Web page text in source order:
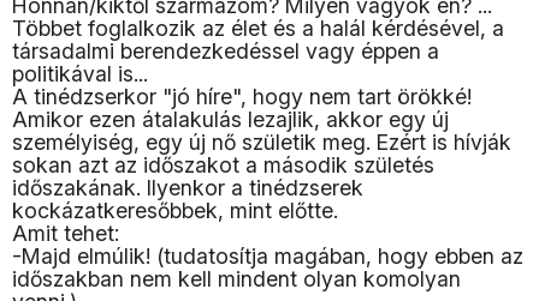
Honnan/kiktől származom? Milyen vagyok én? ...
Többet foglalkozik az élet és a halál kérdésével, a
társadalmi berendezkedéssel vagy éppen a
politikával is...
A tinédzserkor "jó híre", hogy nem tart örökké!
Amikor ezen átalakulás lezajlik, akkor egy új
személyiség, egy új nő születik meg. Ezért is hívják
sokan azt az időszakot a második születés
időszakának. Ilyenkor a tinédzserek
kockázatkeresőbbek, mint előtte.
Amit tehet:
-Majd elmúlik! (tudatosítja magában, hogy ebben az
időszakban nem kell mindent olyan komolyan